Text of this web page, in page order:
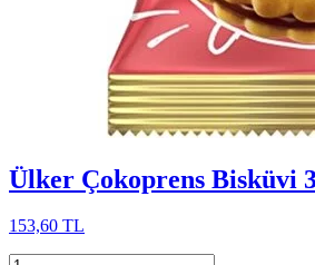
Ülker Çokoprens Bisküvi
153,60 TL